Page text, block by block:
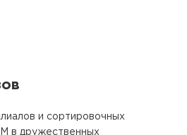
и сортировочных
в дружественных